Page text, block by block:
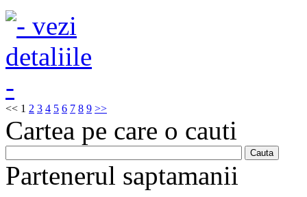
<< 1 2 3 4 5 6 7 8 9 >>
Cartea pe care o cauti
Partenerul saptamanii